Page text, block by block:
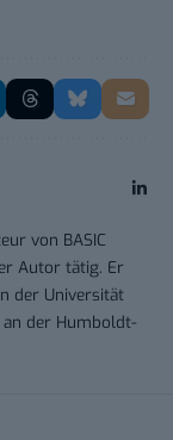
von BASIC
Autor tätig. Er
der Universität
an der Humboldt-